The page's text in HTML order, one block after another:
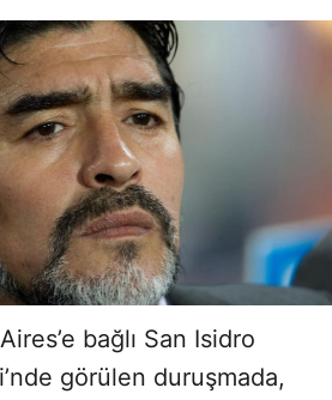
bağlı San Isidro
görülen duruşmada,